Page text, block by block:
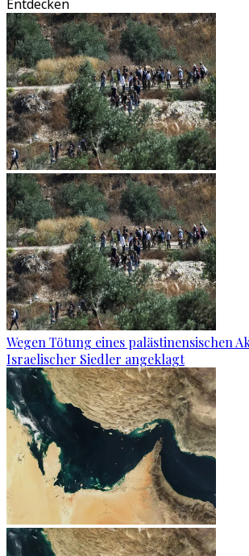
Entdecken
Wegen Tötung eines palästinensischen
Israelischer Siedler angeklagt